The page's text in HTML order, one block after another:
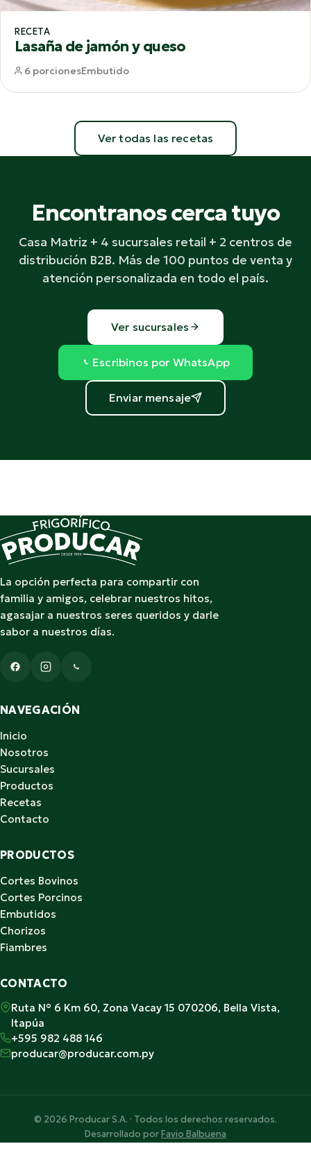
RECETA
Lasaña de jamón y queso
6 porcionesEmbutido
Ver todas las recetas
Encontranos cerca tuyo
Casa Matriz + 4 sucursales retail + 2 centros de
distribución B2B. Más de 100 puntos de venta y
atención personalizada en todo el país.
Ver sucursales
Escribinos por WhatsApp
Enviar mensaje
La opción perfecta para compartir con
familia y amigos, celebrar nuestros hitos,
agasajar a nuestros seres queridos y darle
sabor a nuestros días.
NAVEGACIÓN
Inicio
Nosotros
Sucursales
Productos
Recetas
Contacto
PRODUCTOS
Cortes Bovinos
Cortes Porcinos
Embutidos
Chorizos
Fiambres
CONTACTO
Ruta N° 6 Km 60, Zona Vacay 15 070206, Bella Vista,
Itapúa
+595 982 488 146
producar@producar.com.py
© 2026 Producar S.A. · Todos los derechos reservados.
Desarrollado porFavio Balbuena